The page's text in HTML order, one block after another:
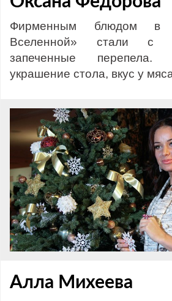
Фирменным блюдом в
Вселенной» стали с
запеченные
украшение стола, вкус у
Алла Михеева